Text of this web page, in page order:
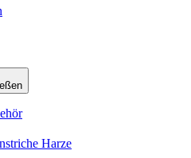
Harze